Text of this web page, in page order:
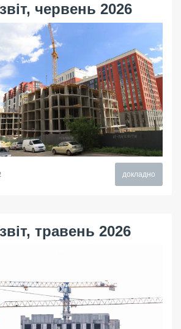
червень 2026
докладно
травень 2026